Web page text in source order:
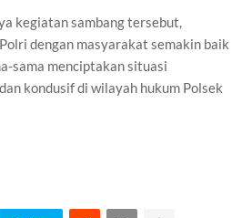
kegiatan sambang tersebut,
dengan masyarakat semakin baik
sama menciptakan situasi
kondusif di wilayah hukum Polsek